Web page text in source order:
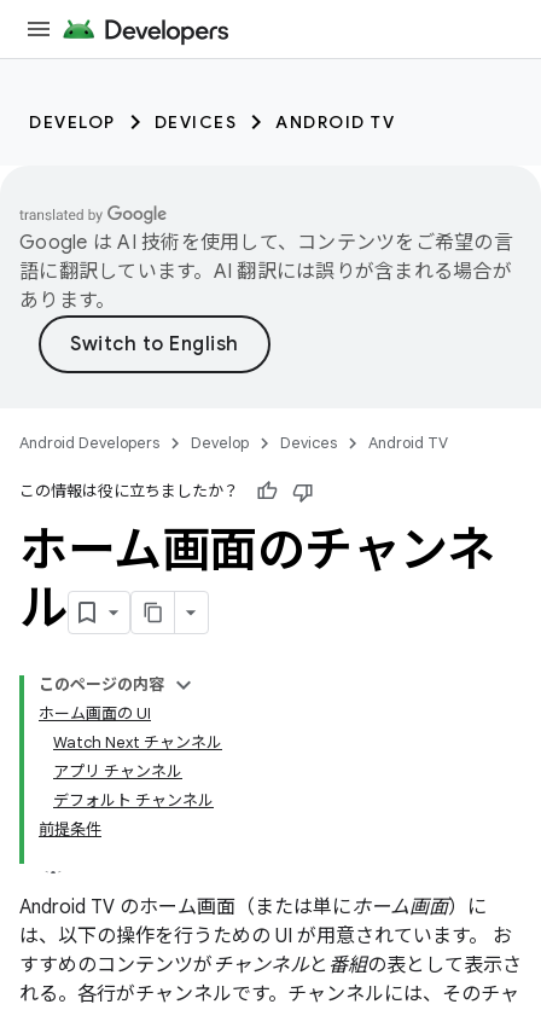
DEVELOP DEVICES ANDROID TV
Google は AI 技術を使用して、コンテンツをご希望の言
語に翻訳しています。AI 翻訳には誤りが含まれる場合が
あります。
Android Developers Develop Devices Android TV
この情報は役に立ちましたか？
ホーム画面のチャンネ
ル
このページの内容
ホーム画面の UI
Watch Next チャンネル
アプリ チャンネル
デフォルト チャンネル
前提条件
Android TV のホーム画面（または単にホーム画面）に
は、以下の操作を行うための UI が用意されています。 お
すすめのコンテンツが チャンネルと 番組の表として表示さ
れる。各行がチャンネルです。チャンネルには、そのチャ